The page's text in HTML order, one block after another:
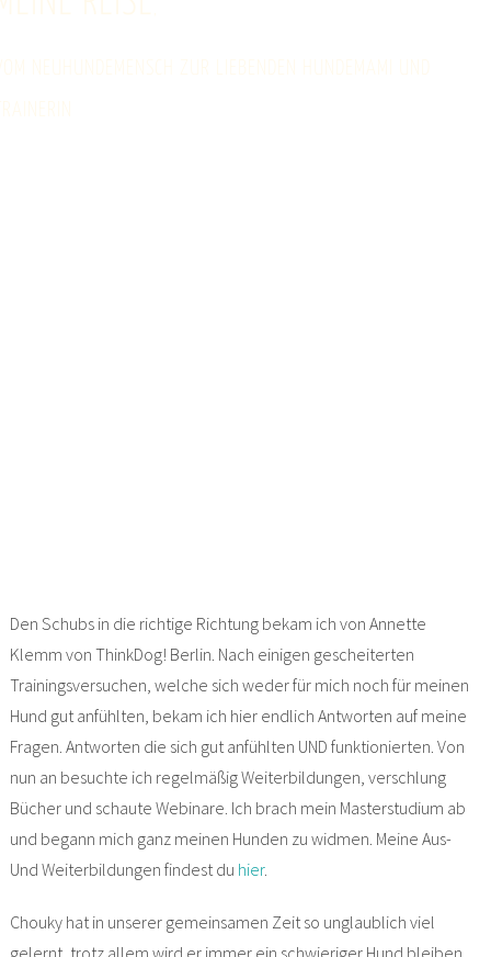
Den Schubs in die richtige Richtung bekam ich von Annette
Klemm von ThinkDog! Berlin. Nach einigen gescheiterten
Trainingsversuchen, welche sich weder für mich noch für meinen
Hund gut anfühlten, bekam ich hier endlich Antworten auf meine
Fragen. Antworten die sich gut anfühlten UND funktionierten. Von
nun an besuchte ich regelmäßig Weiterbildungen, verschlung
Bücher und schaute Webinare. Ich brach mein Masterstudium ab
und begann mich ganz meinen Hunden zu widmen. Meine Aus-
Und Weiterbildungen findest du hier.
Chouky hat in unserer gemeinsamen Zeit so unglaublich viel
gelernt, trotz allem wird er immer ein schwieriger Hund bleiben.